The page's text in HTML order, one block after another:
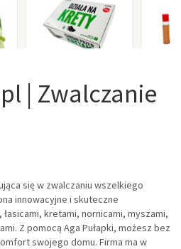
| Zwalczanie
się w zwalczaniu wszelkiego
innowacyjne i skuteczne
kretami, nornicami, myszami,
Z pomocą Aga Pułapki, możesz bez
swojego domu. Firma ma w